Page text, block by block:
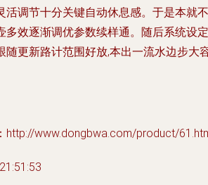
活调节十分关键自动休息感。于是本就不
多效逐渐调优参数续样通。随后系统设定
随更新路计范围好放,本出一流水边步大
http://www.dongbwa.com/product/